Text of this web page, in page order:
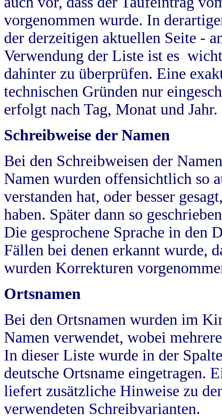
vorgenommen wurde. In
der derzeitigen aktuellen Seite -
Verwendung der Liste ist es
dahinter zu überprüfen. Eine
technischen Gründen nur
erfolgt nach Tag, Monat und Jahr.
Schreibweise der Namen
Bei den Schreibweisen der
Namen wurden offensichtlich so
verstanden hat, oder besser
haben. Später dann so
Die gesprochene Sprache in
Fällen bei denen erkannt wurde,
wurden Korrekturen
Ortsnamen
Bei den Ortsnamen wurden im
Namen verwendet, wobei
In dieser Liste wurde in der
deutsche Ortsname eingetragen.
liefert zusätzliche Hinweise zu
verwendeten Schreibvarianten.